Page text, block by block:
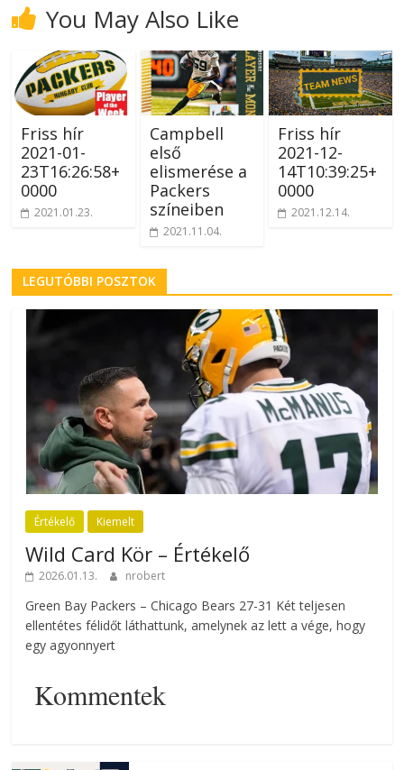
You May Also Like
Friss hír
2021-01-
23T16:26:58+
0000
2021.01.23.
Campbell
első
elismerése a
Packers
színeiben
2021.11.04.
Friss hír
2021-12-
14T10:39:25+
0000
2021.12.14.
LEGUTÓBBI POSZTOK
Értékelő Kiemelt
Wild Card Kör – Értékelő
2026.01.13. nrobert
Green Bay Packers – Chicago Bears 27-31 Két teljesen
ellentétes félidőt láthattunk, amelynek az lett a vége, hogy
egy agyonnyert
Kommentek